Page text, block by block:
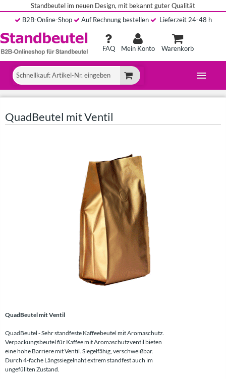
Standbeutel im neuen Design, mit bekannt guter Qualität
B2B-Online-Shop Auf Rechnung bestellen Lieferzeit 24-48 h
FAQ Mein Konto Warenkorb
QuadBeutel mit Ventil
QuadBeutel mit Ventil
QuadBeutel - Sehr standfeste Kaffeebeutel mit Aromaschutz.
Verpackungsbeutel für Kaffee mit Aromaschutzventil bieten
eine hohe Barriere mit Ventil. Siegelfähig, verschweißbar.
Durch 4-fache Längssiegelnaht extrem standfest auch im
ungefüllten Zustand.